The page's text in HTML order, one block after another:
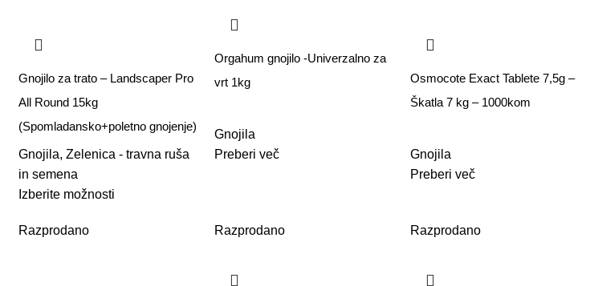
Gnojilo za trato – Landscaper Pro
All Round 15kg
(Spomladansko+poletno gnojenje)
Gnojila,Zelenica - travna ruša
in semena
Izberite možnosti
Orgahum gnojilo -Univerzalno za
vrt 1kg
Gnojila
Preberi več
Osmocote Exact Tablete 7,5g –
Škatla 7 kg – 1000kom
Gnojila
Preberi več
Razprodano Razprodano Razprodano